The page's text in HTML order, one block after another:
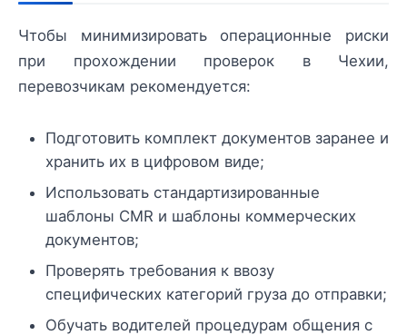
Чтобы минимизировать операционные риски
при прохождении проверок в Чехии,
перевозчикам рекомендуется:
Подготовить комплект документов заранее и
хранить их в цифровом виде;
Использовать стандартизированные
шаблоны CMR и шаблоны коммерческих
документов;
Проверять требования к ввозу
специфических категорий груза до отправки;
Обучать водителей процедурам общения с